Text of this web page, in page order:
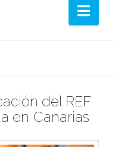
del REF
en Canarias